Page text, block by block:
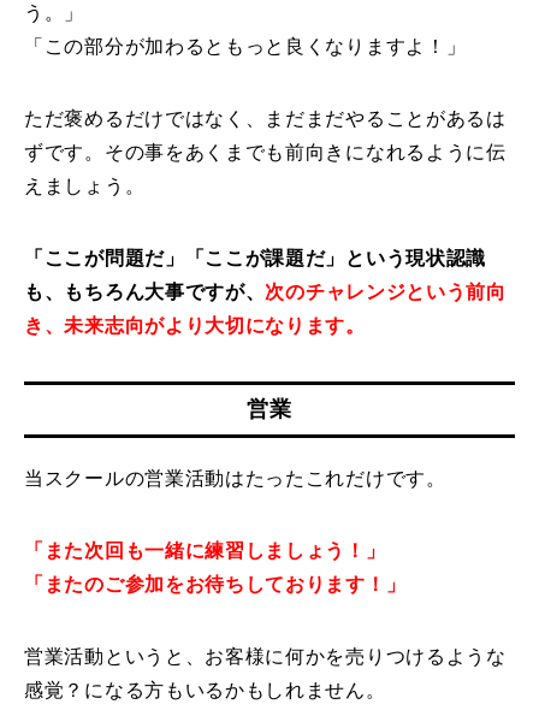
う。」
「この部分が加わるともっと良くなりますよ！」
ただ褒めるだけではなく、まだまだやることがあるは
ずです。その事をあくまでも前向きになれるように伝
えましょう。
「ここが問題だ」「ここが課題だ」という現状認識
も、もちろん大事ですが、 次のチャレンジという前向
き、未来志向がより大切になります。
営業
当スクールの営業活動はたったこれだけです。
「また次回も一緒に練習しましょう！」
「またのご参加をお待ちしております！」
営業活動というと、お客様に何かを売りつけるような
感覚？になる方もいるかもしれません。